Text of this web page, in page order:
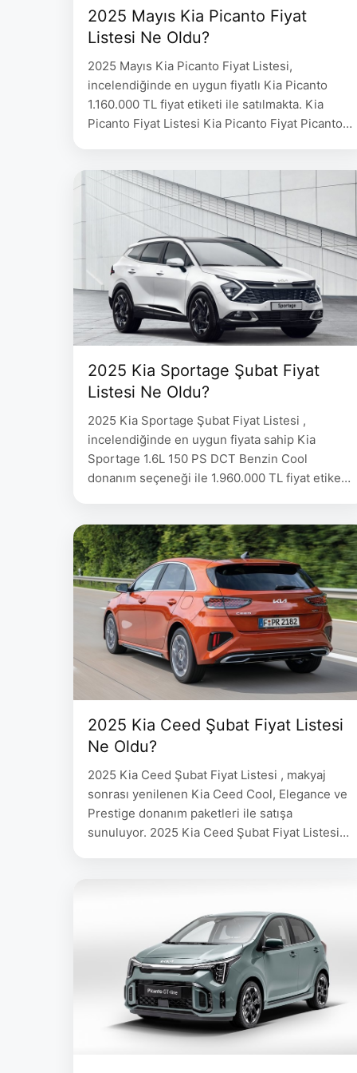
2025 Mayıs Kia Picanto Fiyat
Listesi Ne Oldu?
2025 Mayıs Kia Picanto Fiyat Listesi,
incelendiğinde en uygun fiyatlı Kia Picanto
1.160.000 TL fiyat etiketi ile satılmakta. Kia
Picanto Fiyat Listesi Kia Picanto Fiyat Picanto
2025 Kia Sportage Şubat Fiyat
Listesi Ne Oldu?
2025 Kia Sportage Şubat Fiyat Listesi ,
incelendiğinde en uygun fiyata sahip Kia
Sportage 1.6L 150 PS DCT Benzin Cool
donanım seçeneği ile 1.960.000 TL fiyat etiketi
Sportage 1.6L 160 PS DCT (Otomatik) Mild
Hybrid – Benzin Live Plus 1.880.000 TL
Sportage …
2025 Kia Ceed Şubat Fiyat Listesi
Ne Oldu?
2025 Kia Ceed Şubat Fiyat Listesi , makyaj
sonrası yenilenen Kia Ceed Cool, Elegance ve
Prestige donanım paketleri ile satışa
sunuluyor. 2025 Kia Ceed Şubat Fiyat Listesi
oopscars Kia Ceed Teknik Verileri Kia Ceed …